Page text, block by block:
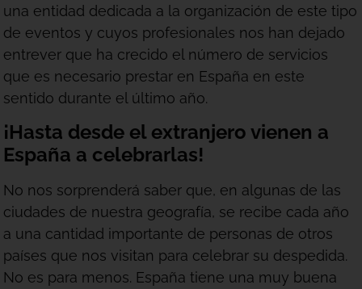
una entidad dedicada a la organización de este tipo
de eventos y cuyos profesionales nos han dejado
entrever que ha crecido el número de servicios
que es necesario prestar en España en este
sentido durante el último año.
¡Hasta desde el extranjero vienen a
España a celebrarlas!
No nos sorprenderá saber que, en algunas de las
ciudades de nuestra geografía, se recibe cada año
a una cantidad importante de personas de otros
países que nos visitan para celebrar su despedida.
No es para menos. España tiene una muy buena